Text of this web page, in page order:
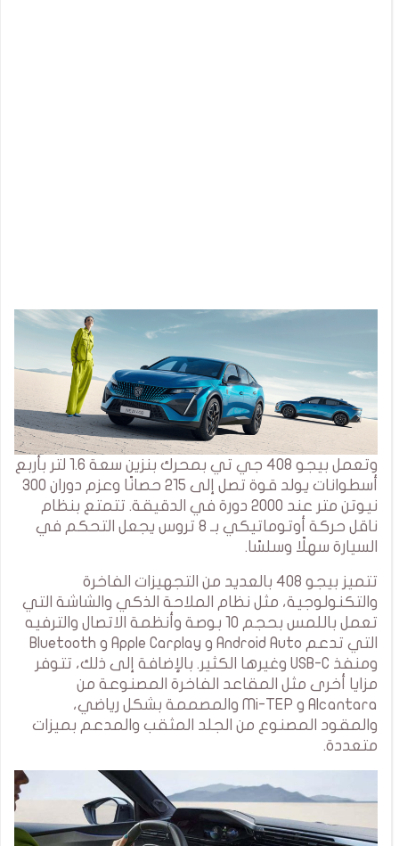
وتعمل بيجو 408 جي تي بمحرك بنزين سعة 1.6 لتر بأربع
أسطوانات يولد قوة تصل إلى 215 حصانًا وعزم دوران 300
نيوتن متر عند 2000 دورة في الدقيقة. تتمتع بنظام
ناقل حركة أوتوماتيكي بـ 8 تروس يجعل التحكم في
السيارة سهلًا وسلسًا.
تتميز بيجو 408 بالعديد من التجهيزات الفاخرة
والتكنولوجية، مثل نظام الملاحة الذكي والشاشة التي
تعمل باللمس بحجم 10 بوصة وأنظمة الاتصال والترفيه
التي تدعم Android Auto و Apple Carplay و Bluetooth
ومنفذ USB-C وغيرها الكثير. بالإضافة إلى ذلك، تتوفر
مزايا أخرى مثل المقاعد الفاخرة المصنوعة من
Alcantara و Mi-TEP والمصممة بشكل رياضي،
والمقود المصنوع من الجلد المثقب والمدعم بميزات
متعددة.